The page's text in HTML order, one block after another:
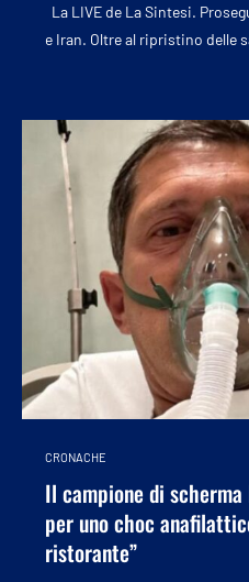
La LIVE de La Sintesi.
e Iran. Oltre al ripristino delle
CRONACHE
Il campione di
per uno choc
ristorante”